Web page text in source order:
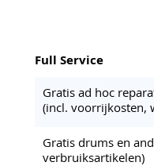
Full Service
Gratis ad hoc
(incl. voorrijkosten,
Gratis drums en
verbruiksartikelen)